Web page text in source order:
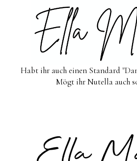
Habt ihr auch einen Standard
Mögt ihr Nutella auch